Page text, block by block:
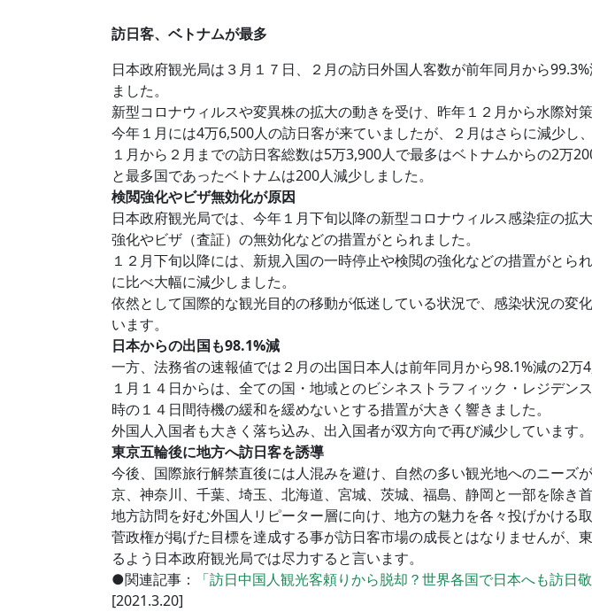
訪日客、ベトナムが最多
日本政府観光局は３月１７日、２月の訪日外国人客数が前年同月から
ました。
新型コロナウィルスや変異株の拡大の動きを受け、昨年１２月から水際対
今年１月には4万6,500人の訪日客が来ていましたが、２月はさらに減少し
１月から２月までの訪日客総数は5万3,900人で最多はベトナムからの2万
と最多国であったベトナムは200人減少しました。
検閲強化やビザ無効化が原因
日本政府観光局では、今年１月下旬以降の新型コロナウィルス感染症の
強化やビザ（査証）の無効化などの措置がとられました。
１２月下旬以降には、新規入国の一時停止や検閲の強化などの措置がと
に比べ大幅に減少しました。
依然として国際的な観光目的の移動が低迷している状況で、感染状況の
います。
日本からの出国も98.1%減
一方、法務省の速報値では２月の出国日本人は前年同月から98.1%減の2
１月１４日からは、全ての国・地域とのビシネストラフィック・レジデ
時の１４日間待機の緩和を緩めないとする措置が大きく響きました。
外国人入国者も大きく落ち込み、出入国者が双方向で再び減少しています。
東京五輪後に地方へ訪日客を誘導
今後、国際旅行解禁直後には人混みを避け、自然の多い観光地へのニー
京、神奈川、千葉、埼玉、北海道、宮城、茨城、福島、静岡と一部を除き
地方訪問を好む外国人リピーター層に向け、地方の魅力を各々投げかける
菅政権が掲げた目標を達成する事が訪日客市場の成長とはなりませんが
るよう日本政府観光局では尽力すると言います。
●関連記事：
「訪日中国人観光客頼りから脱却？世界各国で日本へも訪日敬
[2021.3.20]